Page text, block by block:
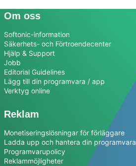
Om oss
Softonic-information
Säkerhets- och Förtroendecenter
Hjälp & Support
Jobb
Editorial Guidelines
Lägg till din programvara / app
Verktyg online
Reklam
Monetiseringslösningar för förläggare
Ladda upp och hantera din programvara
Programvarupolicy
Reklammöjligheter